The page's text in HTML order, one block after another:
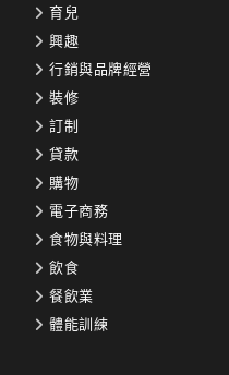
育兒
興趣
行銷與品牌經營
裝修
訂制
貸款
購物
電子商務
食物與料理
飲食
餐飲業
體能訓練